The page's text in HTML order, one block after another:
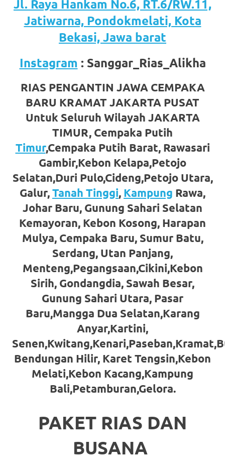
Online
replica
rolex.
Discover
Here
loanswatches.com.
Wiht
80%
Discount
watches.
fake
Get
https://www.stockswatches.com
anchor
https://
Jl. Raya Hankam No.6, RT.6/RW.11,
Jatiwarna, Pondokmelati, Kota
Bekasi, Jawa barat
Instagram : Sanggar_Rias_Alikha
RIAS PENGANTIN JAWA CEMPAKA
BARU KRAMAT JAKARTA PUSAT
Untuk Seluruh Wilayah JAKARTA
TIMUR, Cempaka Putih
Timur,Cempaka Putih Barat, Rawasari
Gambir,Kebon Kelapa,Petojo
Selatan,Duri Pulo,Cideng,Petojo Utara,
Galur,Tanah Tinggi, Kampung Rawa,
Johar Baru, Gunung Sahari Selatan
Kemayoran, Kebon Kosong, Harapan
Mulya, Cempaka Baru, Sumur Batu,
Serdang, Utan Panjang,
Menteng,Pegangsaan,Cikini,Kebon
Sirih, Gondangdia, Sawah Besar,
Gunung Sahari Utara, Pasar
Baru,Mangga Dua Selatan,Karang
Anyar,Kartini,
Bendungan Hilir, Karet Tengsin,Kebon
Melati,Kebon Kacang,Kampung
Bali,Petamburan,Gelora.
PAKET RIAS DAN
BUSANA